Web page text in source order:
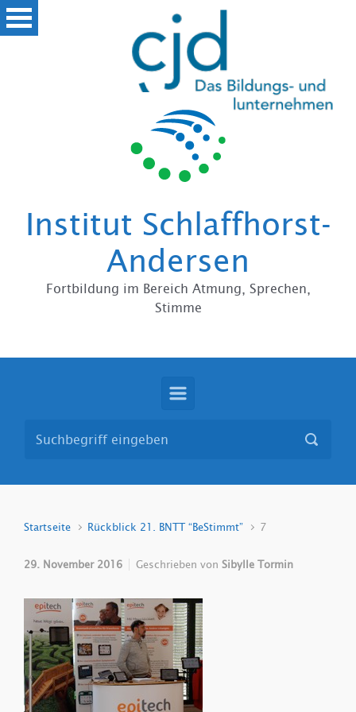
Institut Schlaffhorst-
Andersen
Fortbildung im Bereich Atmung, Sprechen,
Stimme
Startseite Rückblick 21. BNTT “BeStimmt” 7
29. November 2016 Geschrieben von Sibylle Tormin